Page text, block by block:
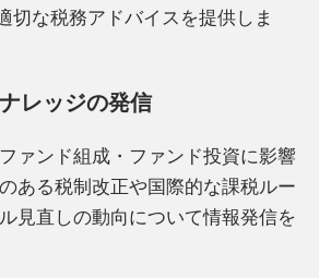
切な税務アドバイスを提供しま
ナレッジの発信
ファンド組成・ファンド投資に影響
のある税制改正や国際的な課税ルー
ル見直しの動向について情報発信を